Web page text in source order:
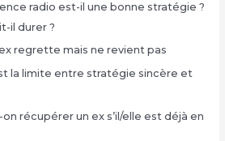
radio est-il une bonne stratégie ?
il durer ?
regrette mais ne revient pas
la limite entre stratégie sincère et
récupérer un ex s’il/elle est déjà en